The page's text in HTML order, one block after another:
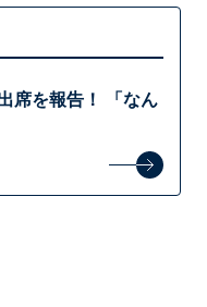
席を報告！ 「なん